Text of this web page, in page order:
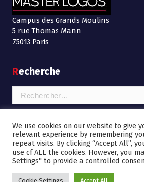
Campus des Grands Moulins
5 rue Thomas Mann
75013 Paris
Recherche
Rechercher :
Mentions légales
We use cookies on our website to give
relevant experience by remembering
repeat visits. By clicking “Accept All”,
use of ALL the cookies. However, you
Settings" to provide a controlled
Cookie Settings Accept All